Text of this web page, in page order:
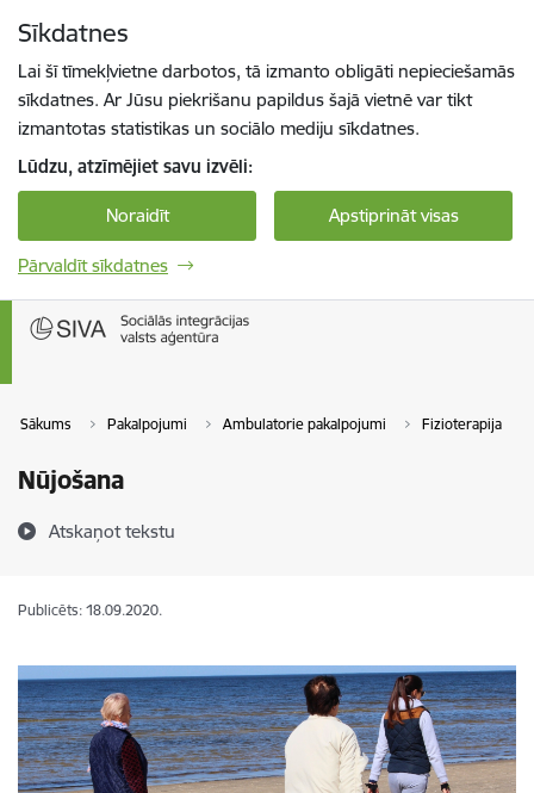
Sīkdatnes
Lai šī tīmekļvietne darbotos, tā izmanto obligāti nepieciešamās
sīkdatnes. Ar Jūsu piekrišanu papildus šajā vietnē var tikt
izmantotas statistikas un sociālo mediju sīkdatnes.
Lūdzu, atzīmējiet savu izvēli:
Noraidīt Apstiprināt visas
Pārvaldīt sīkdatnes
Sākums Pakalpojumi Ambulatorie pakalpojumi Fizioterapija
Nūjošana
Atskaņot tekstu
Publicēts: 18.09.2020.